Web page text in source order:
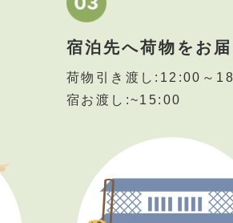
宿泊先へ荷物をお
荷物引き渡し:12:00～
宿お渡し:~15:00